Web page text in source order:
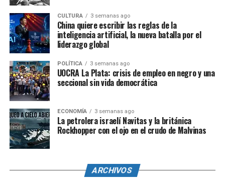
CULTURA 3 semanas ago
China quiere escribir las reglas de la
inteligencia artificial, la nueva batalla por el
liderazgo global
POLÍTICA 3 semanas ago
UOCRA La Plata: crisis de empleo en negro y una
seccional sin vida democrática
ECONOMÍA 3 semanas ago
La petrolera israelí Navitas y la británica
Rockhopper con el ojo en el crudo de Malvinas
ARCHIVOS